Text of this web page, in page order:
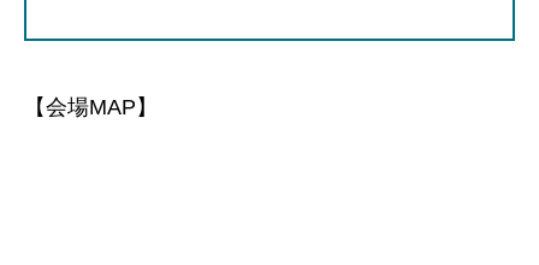
【会場MAP】